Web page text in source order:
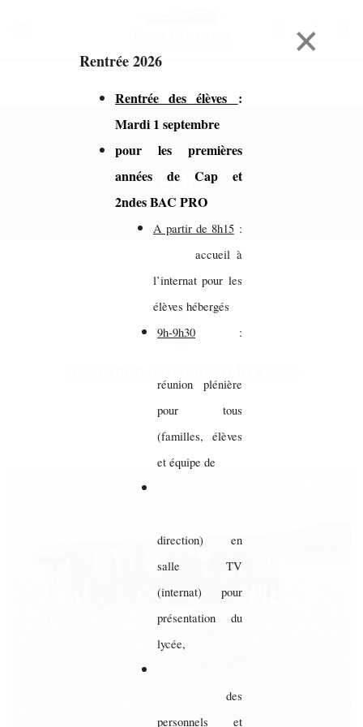
×
Rentrée 2026
Rentrée des élèves :
Mardi 1 septembre
pour les premières
années de Cap et
2ndes BAC PRO
A partir de 8h15:
accueil à
l’internat pour les
élèves hébergés
9h-9h30 :
réunion plénière
pour tous
(familles, élèves
et équipe de
direction) en
salle TV
(internat) pour
présentation du
lycée,
des
personnels et
Accueil > EDD
EDD